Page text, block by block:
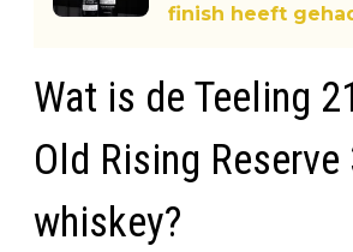
finish heeft
Wat is de Teeling
Old Rising Reserve
whiskey?